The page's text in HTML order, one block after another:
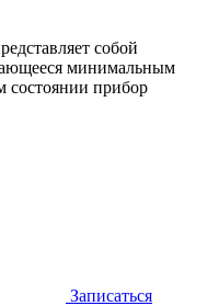
собой
минимальным
состоянии прибор
Записаться